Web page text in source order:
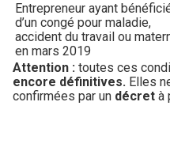
Entrepreneur ayant
d’un congé pour maladie,
accident du travail ou
en mars 2019
Attention : toutes ces
encore définitives. Elles
confirmées par un décret à